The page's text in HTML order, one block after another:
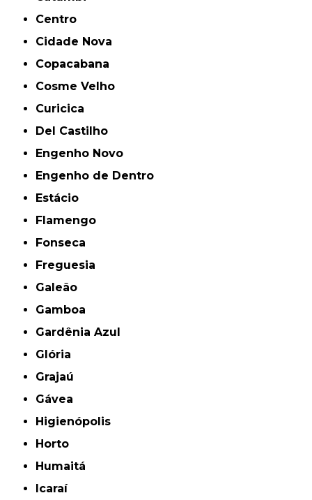
Centro
Cidade Nova
Copacabana
Cosme Velho
Curicica
Del Castilho
Engenho Novo
Engenho de Dentro
Estácio
Flamengo
Fonseca
Freguesia
Galeão
Gamboa
Gardênia Azul
Glória
Grajaú
Gávea
Higienópolis
Horto
Humaitá
Icaraí